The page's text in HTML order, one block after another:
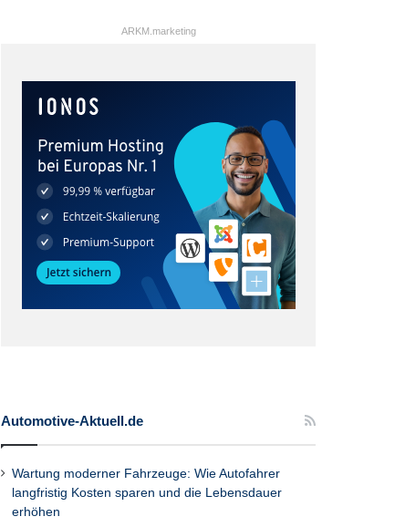
ARKM.marketing
Automotive-Aktuell.de
Wartung moderner Fahrzeuge: Wie Autofahrer
langfristig Kosten sparen und die Lebensdauer
erhöhen